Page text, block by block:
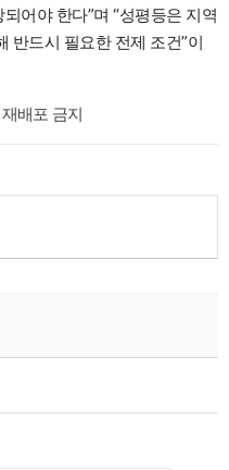
어야 한다”며 “성평등은 지역
반드시 필요한 전제 조건”이
배포 금지